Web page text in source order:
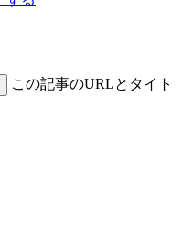
この記事のURLとタイト